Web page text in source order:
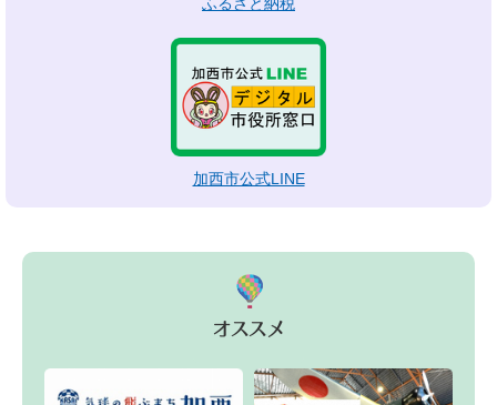
ふるさと納税
加西市公式LINE